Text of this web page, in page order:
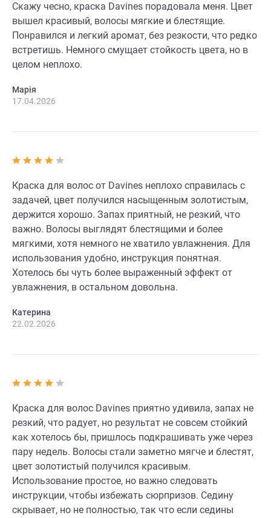
Скажу чесно, краска Davines порадовала меня. Цвет
вышел красивый, волосы мягкие и блестящие.
Понравился и легкий аромат, без резкости, что редко
встретишь. Немного смущает стойкость цвета, но в
целом неплохо.
Марія
17.04.2026
Краска для волос от Davines неплохо справилась с
задачей, цвет получился насыщенным золотистым,
держится хорошо. Запах приятный, не резкий, что
важно. Волосы выглядят блестящими и более
мягкими, хотя немного не хватило увлажнения. Для
использования удобно, инструкция понятная.
Хотелось бы чуть более выраженный эффект от
увлажнения, в остальном довольна.
Катерина
22.02.2026
Краска для волос Davines приятно удивила, запах не
резкий, что радует, но результат не совсем стойкий
как хотелось бы, пришлось подкрашивать уже через
пару недель. Волосы стали заметно мягче и блестят,
цвет золотистый получился красивым.
Использование простое, но важно следовать
инструкции, чтобы избежать сюрпризов. Седину
скрывает, но не полностью, так что если седины